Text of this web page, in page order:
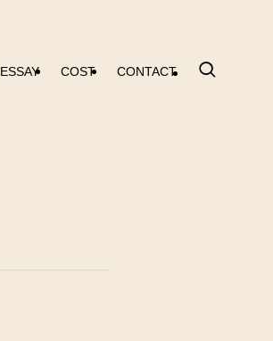
ESSAY COST CONTACT